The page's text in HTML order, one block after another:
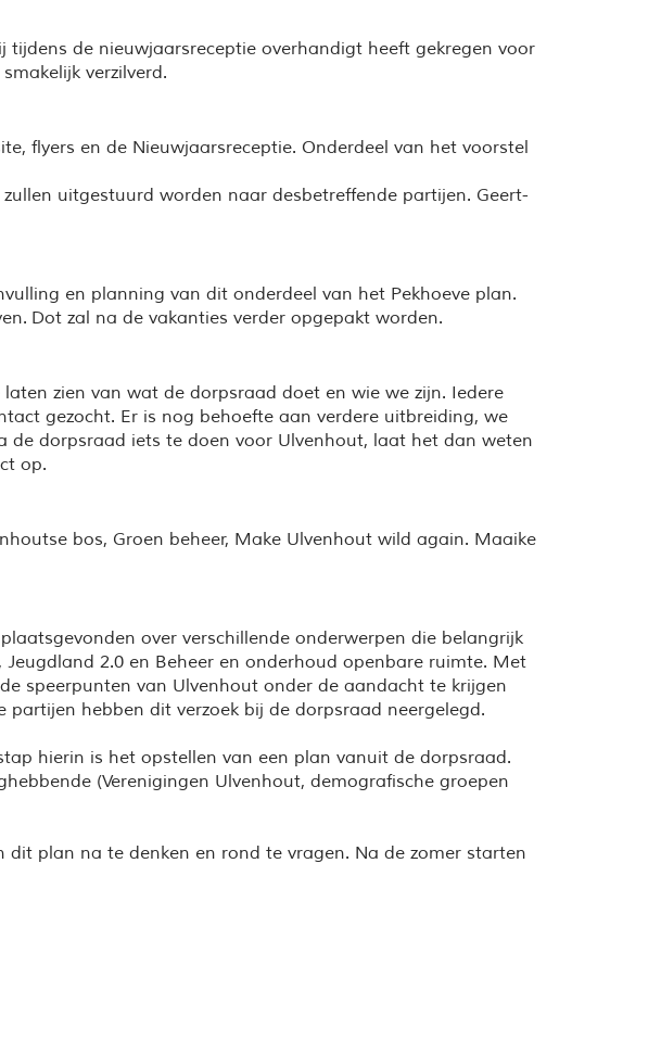
tijdens de nieuwjaarsreceptie overhandigt heeft gekregen voor
verzilverd.
flyers en de Nieuwjaarsreceptie. Onderdeel van het voorstel
uitgestuurd worden naar desbetreffende partijen. Geert-
en planning van dit onderdeel van het Pekhoeve plan.
Dot zal na de vakanties verder opgepakt worden.
zien van wat de dorpsraad doet en wie we zijn. Iedere
gezocht. Er is nog behoefte aan verdere uitbreiding, we
dorpsraad iets te doen voor Ulvenhout, laat het dan weten
op.
bos, Groen beheer, Make Ulvenhout wild again. Maaike
over verschillende onderwerpen die belangrijk
2.0 en Beheer en onderhoud openbare ruimte. Met
speerpunten van Ulvenhout onder de aandacht te krijgen
hebben dit verzoek bij de dorpsraad neergelegd.
hierin is het opstellen van een plan vanuit de dorpsraad.
(Verenigingen Ulvenhout, demografische groepen
plan na te denken en rond te vragen. Na de zomer starten